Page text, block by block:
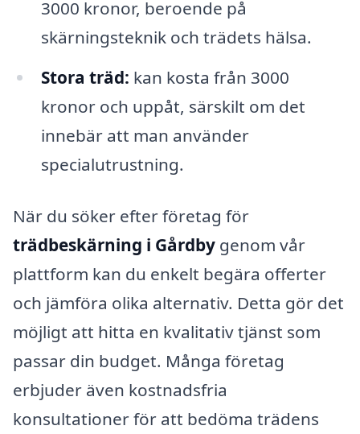
3000 kronor, beroende på
skärningsteknik och trädets hälsa.
Stora träd: kan kosta från 3000
kronor och uppåt, särskilt om det
innebär att man använder
specialutrustning.
När du söker efter företag för
trädbeskärning i Gårdby genom vår
plattform kan du enkelt begära offerter
och jämföra olika alternativ. Detta gör det
möjligt att hitta en kvalitativ tjänst som
passar din budget. Många företag
erbjuder även kostnadsfria
konsultationer för att bedöma trädens